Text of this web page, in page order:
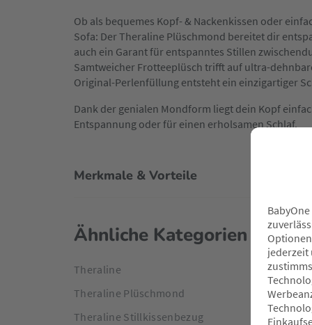
Ob als bequemes Kopf- & Nackenkissen oder
Sofa: Der Theraline Plüschmond bereitet dir
auch ein Garant für entspanntes Stillen
Samtweicher Frotteeplüsch trifft auf ultra-
Original-Perlenfüllung entsteht ein einzigartiger
Dank der genialen Mondform liegt dein Kopf
Entspannung oder für einen erholsamen Schlaf.
Merkmale & Vorteile
Ähnliche Kategorien
Theraline
Theraline Plüschmond
Theraline Stillkissenbezug